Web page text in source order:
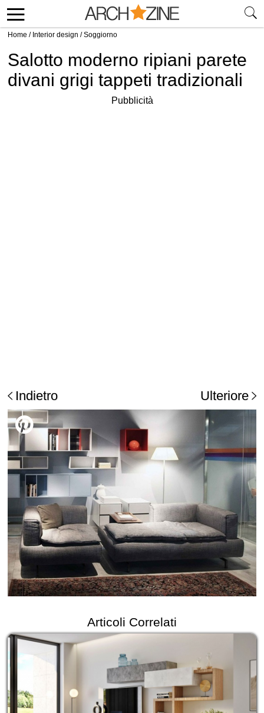
Home / Interior design /Soggiorno
Salotto moderno ripiani parete
divani grigi tappeti tradizionali
Pubblicità
Indietro Ulteriore
Articoli Correlati